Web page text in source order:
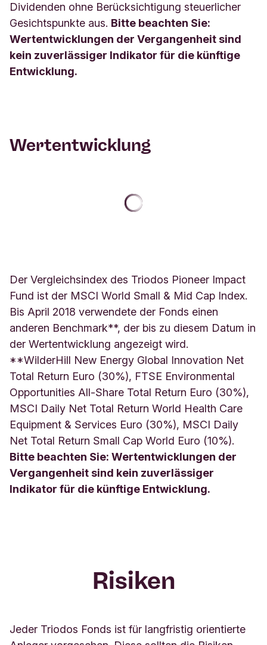
Dividenden ohne Berücksichtigung steuerlicher
Gesichtspunkte aus. Bitte beachten Sie:
Wertentwicklungen der Vergangenheit sind
kein zuverlässiger Indikator für die künftige
Entwicklung.
Wertentwicklung
Der Vergleichsindex des Triodos Pioneer Impact
Fund ist der MSCI World Small & Mid Cap Index.
Bis April 2018 verwendete der Fonds einen
anderen Benchmark**, der bis zu diesem Datum in
der Wertentwicklung angezeigt wird.
**WilderHill New Energy Global Innovation Net
Total Return Euro (30%), FTSE Environmental
Opportunities All-Share Total Return Euro (30%),
MSCI Daily Net Total Return World Health Care
Equipment & Services Euro (30%), MSCI Daily
Net Total Return Small Cap World Euro (10%).
Bitte beachten Sie: Wertentwicklungen der
Vergangenheit sind kein zuverlässiger
Indikator für die künftige Entwicklung.
Risiken
Jeder Triodos Fonds ist für langfristig orientierte